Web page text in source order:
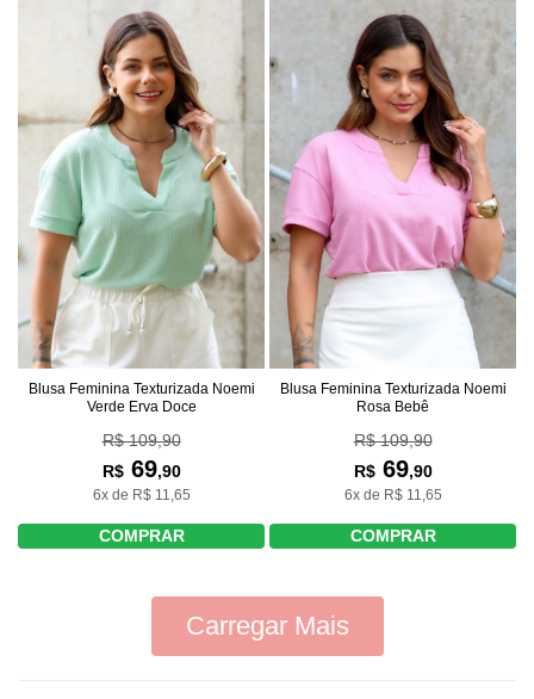
Blusa Feminina Texturizada Noemi
Verde Erva Doce
R$ 109,90
R$69,90
6x de R$ 11,65
COMPRAR
Blusa Feminina Texturizada Noemi
Rosa Bebê
R$ 109,90
R$69,90
6x de R$ 11,65
COMPRAR
Carregar Mais